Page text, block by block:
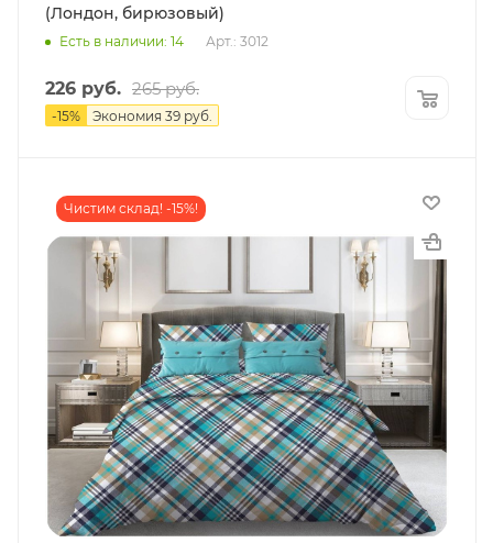
(Лондон, бирюзовый)
Есть в наличии: 14 Арт.: 3012
226 руб. 265руб.
-15% Экономия 39 руб.
Чистим склад! -15%!